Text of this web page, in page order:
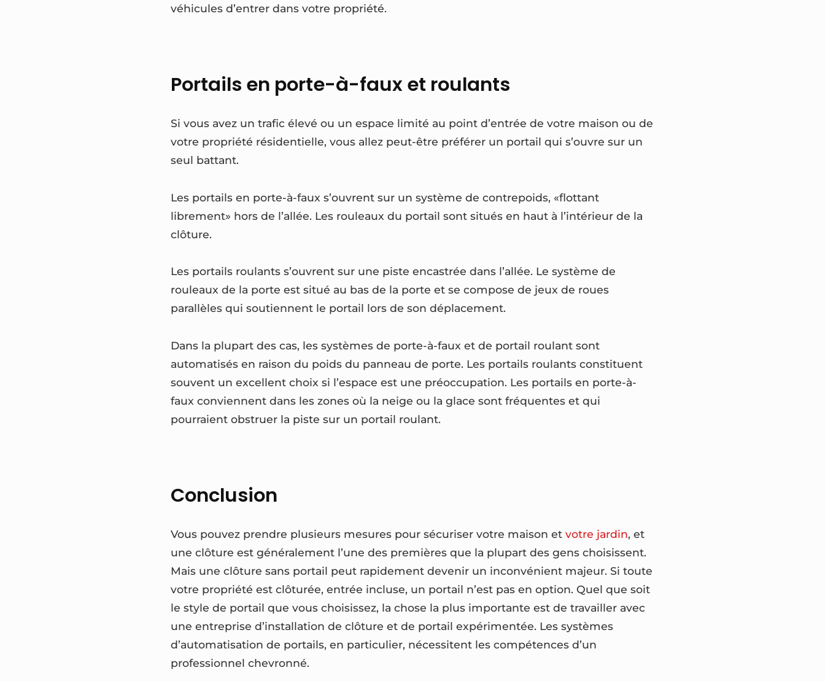
véhicules d’entrer dans votre propriété.
Portails en porte-à-faux et roulants
Si vous avez un trafic élevé ou un espace limité au point d’entrée de votre maison ou de
votre propriété résidentielle, vous allez peut-être préférer un portail qui s’ouvre sur un
seul battant.
Les portails en porte-à-faux s’ouvrent sur un système de contrepoids, «flottant
librement» hors de l’allée. Les rouleaux du portail sont situés en haut à l’intérieur de la
clôture.
Les portails roulants s’ouvrent sur une piste encastrée dans l’allée. Le système de
rouleaux de la porte est situé au bas de la porte et se compose de jeux de roues
parallèles qui soutiennent le portail lors de son déplacement.
Dans la plupart des cas, les systèmes de porte-à-faux et de portail roulant sont
automatisés en raison du poids du panneau de porte. Les portails roulants constituent
souvent un excellent choix si l’espace est une préoccupation. Les portails en porte-à-
faux conviennent dans les zones où la neige ou la glace sont fréquentes et qui
pourraient obstruer la piste sur un portail roulant.
Conclusion
Vous pouvez prendre plusieurs mesures pour sécuriser votre maison etvotre jardin, et
une clôture est généralement l’une des premières que la plupart des gens choisissent.
Mais une clôture sans portail peut rapidement devenir un inconvénient majeur. Si toute
votre propriété est clôturée, entrée incluse, un portail n’est pas en option. Quel que soit
le style de portail que vous choisissez, la chose la plus importante est de travailler avec
une entreprise d’installation de clôture et de portail expérimentée. Les systèmes
d’automatisation de portails, en particulier, nécessitent les compétences d’un
professionnel chevronné.